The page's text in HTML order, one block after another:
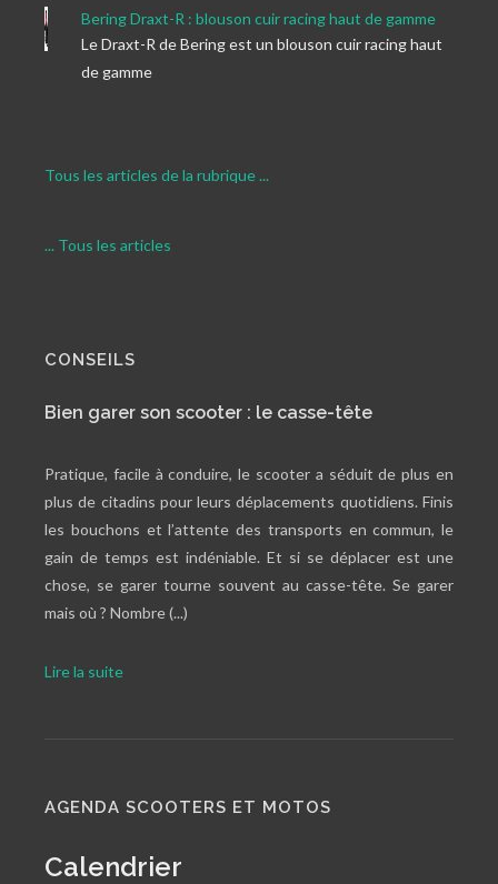
Bering Draxt-R : blouson cuir racing haut de gamme
Le Draxt-R de Bering est un blouson cuir racing haut
de gamme
Tous les articles de la rubrique ...
... Tous les articles
CONSEILS
Bien garer son scooter : le casse-tête
Pratique, facile à conduire, le scooter a séduit de plus en
plus de citadins pour leurs déplacements quotidiens. Finis
les bouchons et l’attente des transports en commun, le
gain de temps est indéniable. Et si se déplacer est une
chose, se garer tourne souvent au casse-tête. Se garer
mais où ? Nombre (...)
Lire la suite
AGENDA SCOOTERS ET MOTOS
Calendrier